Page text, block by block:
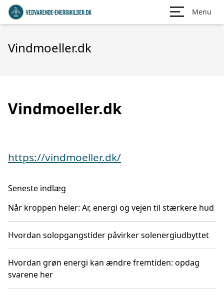
Menu
Vindmoeller.dk
Vindmoeller.dk
https://vindmoeller.dk/
Seneste indlæg
Når kroppen heler: Ar, energi og vejen til stærkere hud
Hvordan solopgangstider påvirker solenergiudbyttet
Hvordan grøn energi kan ændre fremtiden: opdag
svarene her